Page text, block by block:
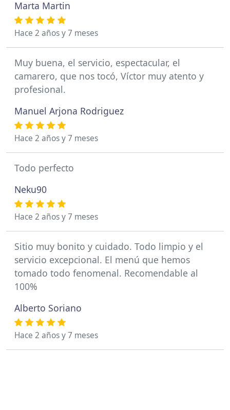
Marta Martin
Hace 2 años y 7 meses
Muy buena, el servicio, espectacular, el
camarero, que nos tocó, Víctor muy atento y
profesional.
Manuel Arjona Rodriguez
Hace 2 años y 7 meses
Todo perfecto
Neku90
Hace 2 años y 7 meses
Sitio muy bonito y cuidado. Todo limpio y el
servicio excepcional. El menú que hemos
tomado todo fenomenal. Recomendable al
100%
Alberto Soriano
Hace 2 años y 7 meses